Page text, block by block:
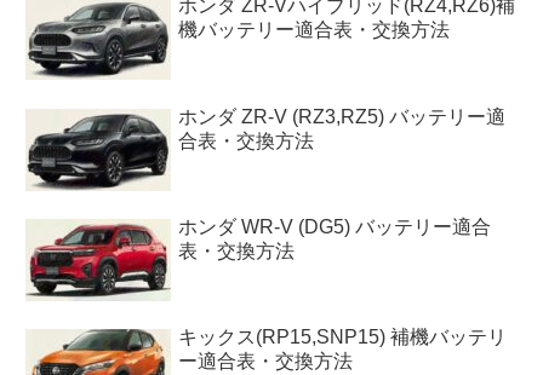
ホンダ ZR-Vハイブリッド(RZ4,RZ6)補
機バッテリー適合表・交換方法
ホンダ ZR-V (RZ3,RZ5) バッテリー適
合表・交換方法
ホンダ WR-V (DG5) バッテリー適合
表・交換方法
キックス(RP15,SNP15) 補機バッテリ
ー適合表・交換方法